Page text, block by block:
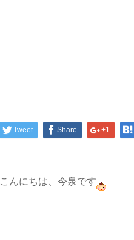
Tweet Share +1
こんにちは、今泉です